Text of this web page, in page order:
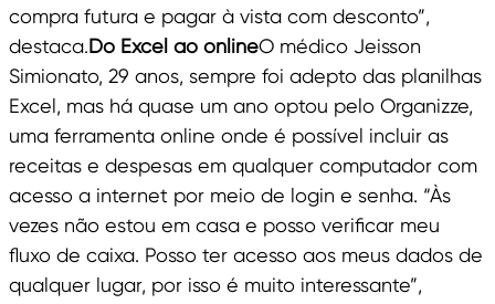
compra futura e pagar à vista com desconto”,
destaca.Do Excel ao onlineO médico Jeisson
Simionato, 29 anos, sempre foi adepto das planilhas
Excel, mas há quase um ano optou pelo Organizze,
uma ferramenta online onde é possível incluir as
receitas e despesas em qualquer computador com
acesso a internet por meio de login e senha. “Às
vezes não estou em casa e posso verificar meu
fluxo de caixa. Posso ter acesso aos meus dados de
qualquer lugar, por isso é muito interessante”,